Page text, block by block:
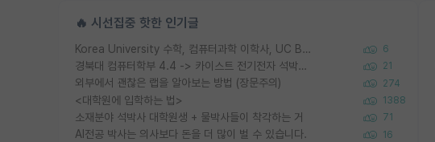
🔥 시선집중 핫한 인기글
Korea University 수학, 컴퓨터과학 이학사, UC Berkeley 산업공학 대학원 공학박사가 되는 것은 쉽지 않겠죠? 6
경북대 컴퓨터학부 4.4 -> 카이스트 전기전자 석박사통합과정 합격 21
외부에서 괜찮은 랩을 알아보는 방법 (장문주의) 274
<대학원에 입학하는 법> 1388
소재분야 석박사 대학원생 + 물박사들이 착각하는 거 71
AI전공 박사는 의사보다 돈을 더 많이 벌 수 있습니다. 16